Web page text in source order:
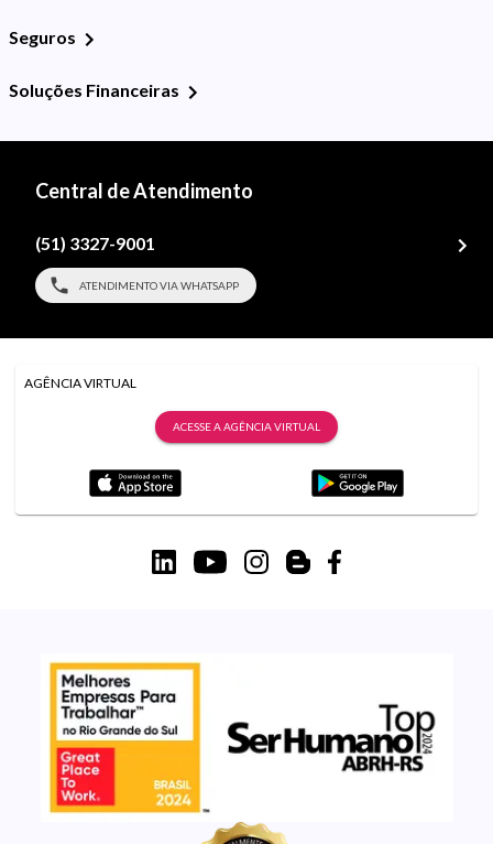
Seguros
Soluções Financeiras
Central de Atendimento
(51) 3327-9001
ATENDIMENTO VIA WHATSAPP
AGÊNCIA VIRTUAL
ACESSE A AGÊNCIA VIRTUAL